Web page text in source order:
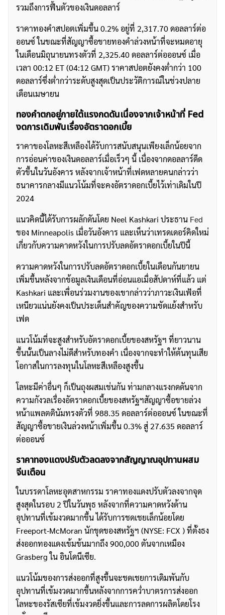
รวมถึงการฟื้นตัวของเงินดอลลาร์
ราคาทองคำสปอตเพิ่มขึ้น 0.2% อยู่ที่ 2,317.70 ดอลลาร์ต่อ
ออนซ์ ในขณะที่สัญญาซื้อขายทองคำล่วงหน้าที่จะหมดอายุ
ในเดือนมิถุนายนทรงตัวที่ 2,325.40 ดอลลาร์ต่อออนซ์ เมื่อ
เวลา 00:12 ET (04:12 GMT) ราคาสปอตยังคงต่ำกว่า 100
ดอลลาร์ซึ่งต่ำกว่าระดับสูงสุดเป็นประวัติการณ์ในช่วงปลาย
เดือนเมษายน
ทองคำตกอยู่ภายใต้แรงกดดันเนื่องจากเจ้าหน้าที่ Fed
งดการเดิมพันเรื่องอัตราดอกเบี้ย
ราคาของโลหะสีเหลืองได้รับการสนับสนุนเพียงเล็กน้อยจาก
การอ่อนค่าของเงินดอลลาร์เมื่อเร็วๆ นี้ เนื่องจากดอลลาร์ดีด
ตัวขึ้นในวันอังคาร หลังจากเจ้าหน้าที่เฟดหลายคนกล่าวว่า
ธนาคารกลางมีแนวโน้มที่จะคงอัตราดอกเบี้ยไว้เท่าเดิมในปี
2024
แนวคิดนี้ได้รับการผลักดันโดย Neel Kashkari ประธาน Fed
ของ Minneapolis เมื่อวันอังคาร และเห็นว่าเทรดเดอร์คิดใหม่
เกี่ยวกับความคาดหวังในการปรับลดอัตราดอกเบี้ยในปีนี้
ความคาดหวังในการปรับลดอัตราดอกเบี้ยในเดือนกันยายน
เพิ่มขึ้นหลังจากข้อมูลเงินเดือนที่อ่อนแอเมื่อสัปดาห์ที่แล้ว แต่
Kashkari และเพื่อนร่วมงานของเขากล่าวว่าภาวะเงินเฟ้อที่
เหนียวแน่นยังคงเป็นประเด็นสำคัญของความขัดแย้งสำหรับ
เฟด
แนวโน้มที่จะสูงสำหรับอัตราดอกเบี้ยของสหรัฐฯ ที่ยาวนาน
ขึ้นนั้นเป็นลางไม่ดีสำหรับทองคำ เนื่องจากจะทำให้ต้นทุนเสีย
โอกาสในการลงทุนในโลหะสีเหลืองสูงขึ้น
โลหะมีค่าอื่นๆ ก็เป็นถุงผสมเช่นกัน ท่ามกลางแรงกดดันจาก
ความกังวลเรื่องอัตราดอกเบี้ยของสหรัฐฯสัญญาซื้อขายล่วง
หน้าแพลตตินัมทรงตัวที่ 988.35 ดอลลาร์ต่อออนซ์ ในขณะที่
สัญญาซื้อขายเงินล่วงหน้าเพิ่มขึ้น 0.3% สู่ 27.635 ดอลลาร์
ต่อออนซ์
ราคาทองแดงปรับตัวลดลงจากสัญญาณอุปทานผสม
จีนเตือน
ในบรรดาโลหะอุตสาหกรรม ราคาทองแดงปรับตัวลงจากจุด
สูงสุดในรอบ 2 ปีในวันพุธ หลังจากที่ความคาดหวังด้าน
อุปทานที่เข้มงวดมากขึ้น ได้รับการชดเชยเล็กน้อยโดย
Freeport-McMoran นักขุดของสหรัฐฯ (NYSE: FCX ) ที่ตั้งธง
ส่งออกทองแดงเข้มข้นมากถึง 900,000 ตันจากเหมือง
Grasberg ใน อินโดนีเซีย.
แนวโน้มของการส่งออกที่สูงขึ้นจะชดเชยการเดิมพันกับ
อุปทานที่เข้มงวดมากขึ้นหลังจากการคว่ำบาตรการส่งออก
โลหะของรัสเซียที่เข้มงวดยิ่งขึ้นและการลดการผลิตโดยโรง